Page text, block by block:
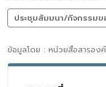
ประชุมสัมมนา/กิจกรรมข
ข้อมูลโดย : หน่วยสื่อสารอง